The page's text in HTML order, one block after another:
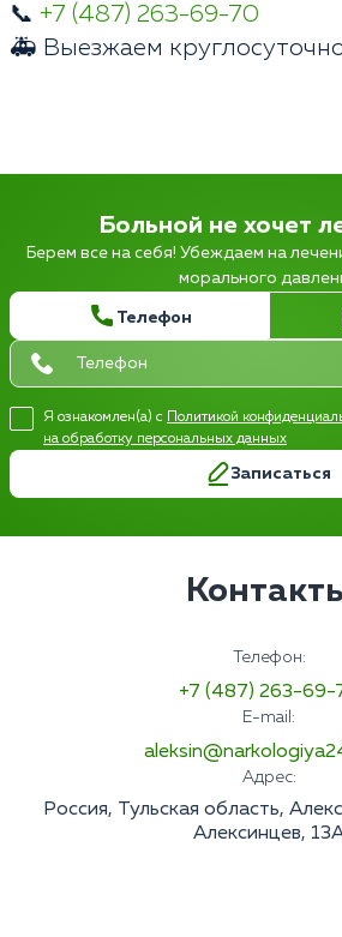
📞 +7 (487) 263-69-70
🚑 Выезжаем
Больной не хочет
Берем все на себя! Убеждаем на
морального
Телефон
Я ознакомлен(а) с Политикой
на обработку персональных данных
Записаться
Телефон:
+7 (487) 263-69-
E-mail:
Адрес:
Россия, Тульская область,
Алексинцев,